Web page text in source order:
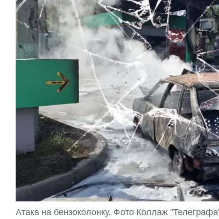
Атака на бензоколонку. Фото Коллаж